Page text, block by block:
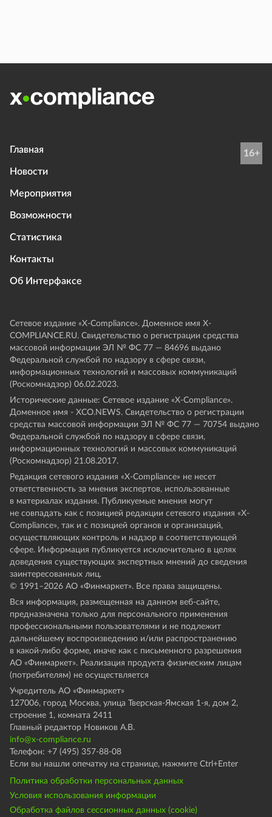
Главная
Новости
Мероприятия
Возможности
Статистика
Контакты
Об Интерфаксе
16+
Сетевое издание «Х-Compliance». Доменное имя X-
COMPLIANCE.RU. Свидетельство о регистрации средства
массовой информации ЭЛ № ФС 77 — 84696 выдано
Федеральной службой по надзору в сфере связи,
информационных технологий и массовых коммуникаций
(Роскомнадзор) 06.02.2023.
Исторические данные: Сетевое издание «Х-Compliance».
Доменное имя - XCO.NEWS. Свидетельство о регистрации
средства массовой информации ЭЛ № ФС 77 — 70754 выдано
Федеральной службой по надзору в сфере связи,
информационных технологий и массовых коммуникаций
(Роскомнадзор) 21.08.2017.
Редакция сетевого издания «X-Compliance» не несет
ответственность за мнения экспертов, использованные
в материалах издания. Публикуемые мнения могут
не совпадать как с позицией редакции сетевого издания «X-
Compliance», так и с позицией органов и организаций,
осуществляющих контроль и надзор в соответствующей
сфере. Информация публикуется исключительно в целях
доведения существующих экспертных мнений до сведения
заинтересованных лиц.
© 1991–2026 АО «Финмаркет». Все права защищены.
Вся информация, размещенная на данном веб-сайте,
предназначена только для персонального применения
профессиональными пользователями и не подлежит
дальнейшему воспроизведению и/или распространению
в какой-либо форме, иначе как с письменного разрешения
АО «Финмаркет». Реализация продукта физическим лицам
(потребителям) не осуществляется
Учредитель АО «Финмаркет»
127006, город Москва, улица Тверская-Ямская 1-я, дом 2,
строение 1, комната 2411
Главный редактор Новиков А.В.
info@x-compliance.ru
Телефон: +7 (495) 357-88-08
Если вы нашли опечатку на странице, нажмите Ctrl+Enter
Политика обработки персональных данных
Условия использования информации
Обработка файлов сессионных данных (cookie)